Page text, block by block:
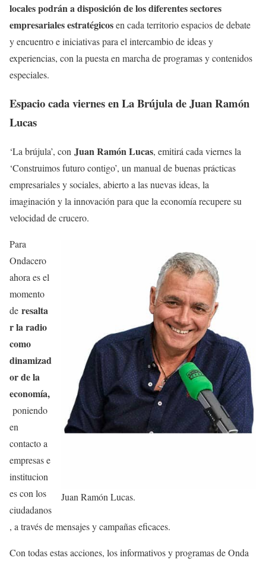
locales podrán a disposición de los diferentes sectores
empresariales estratégicosen cada territorio espacios de debate
y encuentro e iniciativas para el intercambio de ideas y
experiencias, con la puesta en marcha de programas y contenidos
especiales.
Espacio cada viernes en La Brújula de Juan Ramón
Lucas
‘La brújula’, con Juan Ramón Lucas, emitirá cada viernes la
‘Construimos futuro contigo’, un manual de buenas prácticas
empresariales y sociales, abierto a las nuevas ideas, la
imaginación y la innovación para que la economía recupere su
velocidad de crucero.
Juan Ramón Lucas.
Para
Ondacero
ahora es el
momento
de resalta
r la radio
como
dinamizad
or de la
economía,
poniendo
en
contacto a
empresas e
institucion
es con los
ciudadanos
, a través de mensajes y campañas eficaces.
Con todas estas acciones, los informativos y programas de Onda